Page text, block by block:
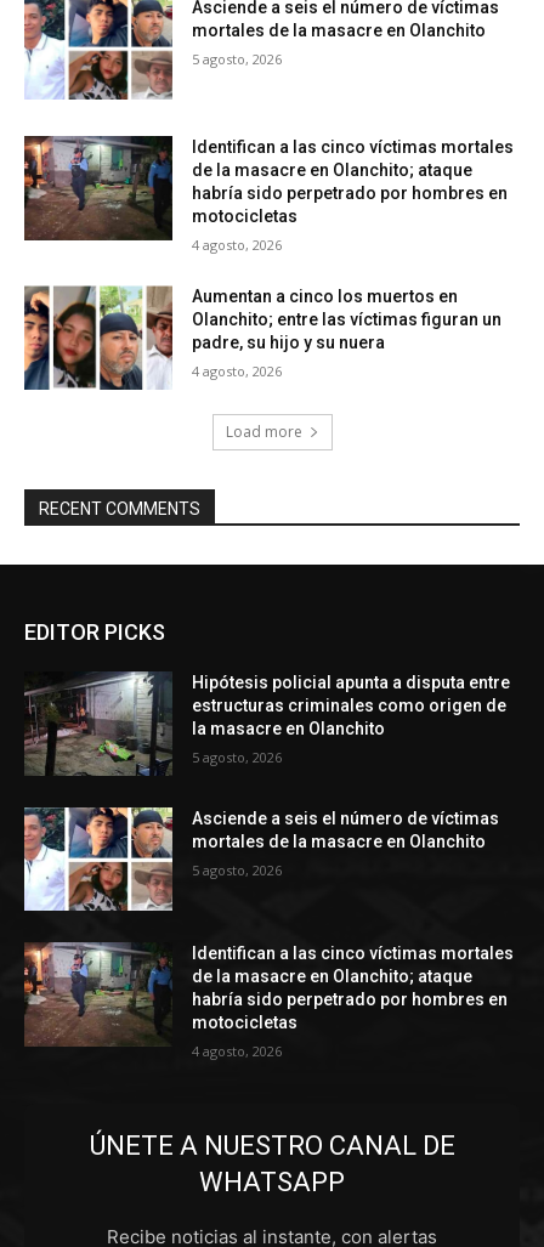
Asciende a seis el número de víctimas
mortales de la masacre en Olanchito
5 agosto, 2026
Identifican a las cinco víctimas mortales
de la masacre en Olanchito; ataque
habría sido perpetrado por hombres en
motocicletas
4 agosto, 2026
Aumentan a cinco los muertos en
Olanchito; entre las víctimas figuran un
padre, su hijo y su nuera
4 agosto, 2026
Load more
RECENT COMMENTS
EDITOR PICKS
Hipótesis policial apunta a disputa entre
estructuras criminales como origen de
la masacre en Olanchito
5 agosto, 2026
Asciende a seis el número de víctimas
mortales de la masacre en Olanchito
5 agosto, 2026
Identifican a las cinco víctimas mortales
de la masacre en Olanchito; ataque
habría sido perpetrado por hombres en
motocicletas
4 agosto, 2026
ÚNETE A NUESTRO CANAL DE
WHATSAPP
Recibe noticias al instante, con alertas